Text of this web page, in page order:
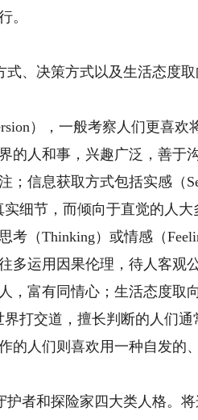
。
、决策方式以及生活态度取
），一般考察人们更喜欢
的人和事，兴趣广泛，善于
；信息获取方式包括实感（
细节，而倾向于直觉的人大
考（Thinking）或情感（
多运用因果伦理，待人客观
，富有同情心；生活态度取
界打交道，擅长判断的人们
的人们则喜欢用一种自发的
者和探险家四大类人格。将